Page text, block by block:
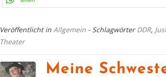
Veröffentlicht in Allgemein - SchlagwörterDDR,
Theater
Meine